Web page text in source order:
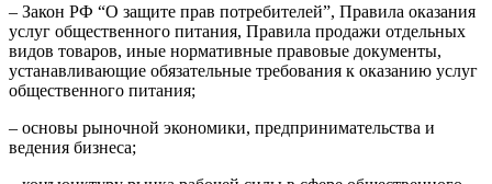
– Закон РФ “О защите прав потребителей”, Правила оказания
услуг общественного питания, Правила продажи отдельных
видов товаров, иные нормативные правовые документы,
устанавливающие обязательные требования к оказанию услуг
общественного питания;
– основы рыночной экономики, предпринимательства и
ведения бизнеса;